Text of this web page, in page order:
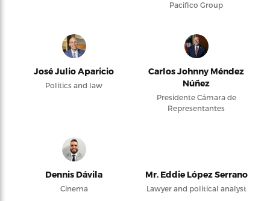
Pacifico Group
José Julio Aparicio
Politics and law
Carlos Johnny Méndez
Núñez
Presidente Cámara de
Representantes
Dennis Dávila
Cinema
Mr. Eddie López Serrano
Lawyer and political analyst